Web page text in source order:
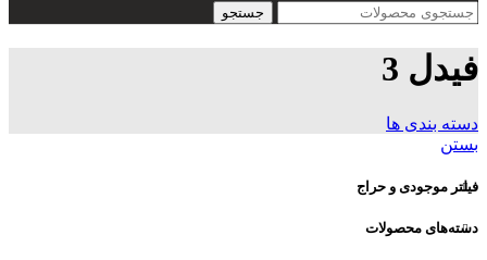
جستجو
فیدل 3
دسته بندی ها
بستن
فیلتر موجودی و حراج
دسته‌های محصولات